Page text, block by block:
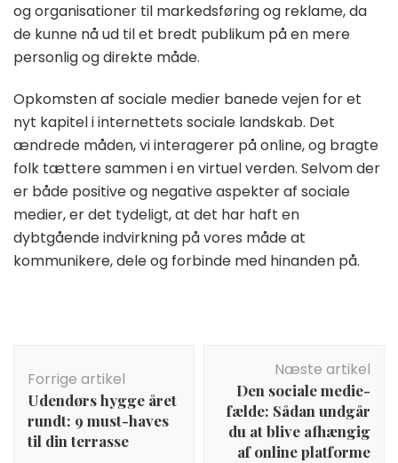
og organisationer til markedsføring og reklame, da
de kunne nå ud til et bredt publikum på en mere
personlig og direkte måde.
Opkomsten af sociale medier banede vejen for et
nyt kapitel i internettets sociale landskab. Det
ændrede måden, vi interagerer på online, og bragte
folk tættere sammen i en virtuel verden. Selvom der
er både positive og negative aspekter af sociale
medier, er det tydeligt, at det har haft en
dybtgående indvirkning på vores måde at
kommunikere, dele og forbinde med hinanden på.
Forrige artikel
Udendørs hygge året
rundt: 9 must-haves
til din terrasse
Næste artikel
Den sociale medie-
fælde: Sådan undgår
du at blive afhængig
af online platforme